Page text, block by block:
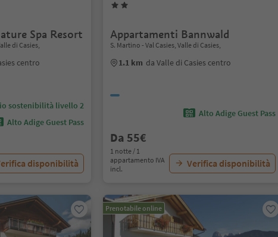
Spa Resort
di Casies,
centro
sostenibilità livello 2
Alto Adige Guest Pass
disponibilità
Appartamenti Bannwald
S. Martino - Val Casies, Valle di Casies,
1.1 km da Valle di Casies centro
Alto Adige Guest Pass
Da 55€
1 notte / 1
appartamento IVA
incl.
Verifica disponibilità
Prenotabile online